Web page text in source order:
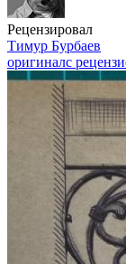
Рецензировал
Тимур Бурбаев
оригиналс